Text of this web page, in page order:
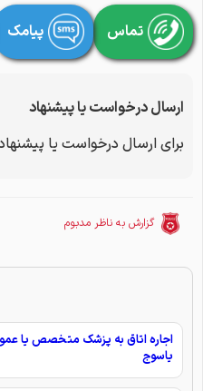
تماس پیامک
ارسال درخواست یا پیشنهاد
برای ارسال درخواست یا
گزارش به ناظر مدبوم
اجاره اتاق به پزشک متخصص یا
یاسوج